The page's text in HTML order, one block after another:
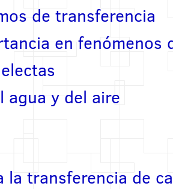
de transferencia
en fenómenos
agua y del aire
la transferencia de